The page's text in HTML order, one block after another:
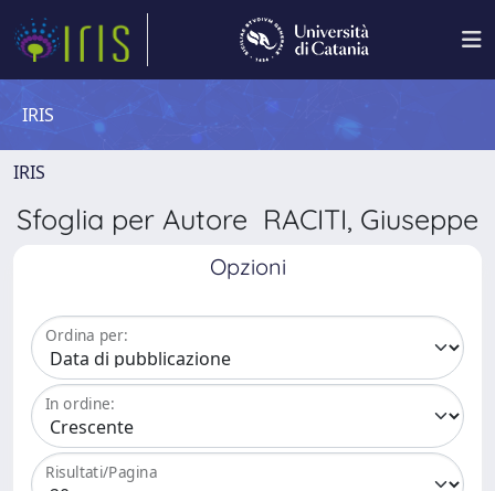
IRIS
IRIS
Sfoglia per Autore RACITI, Giuseppe
Opzioni
Ordina per:
In ordine:
Risultati/Pagina